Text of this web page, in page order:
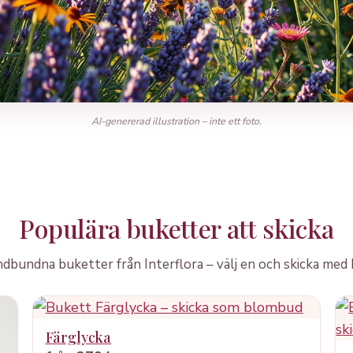
AI-genererad illustration – inte ett foto.
Populära buketter att skicka
buketter från Interflora – välj en och skicka med
Färglycka